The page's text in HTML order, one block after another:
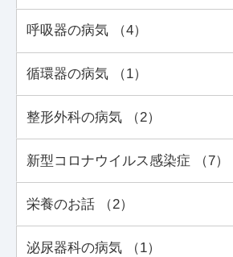
呼吸器の病気 （4）
循環器の病気 （1）
整形外科の病気 （2）
新型コロナウイルス感染症 （7）
栄養のお話 （2）
泌尿器科の病気 （1）